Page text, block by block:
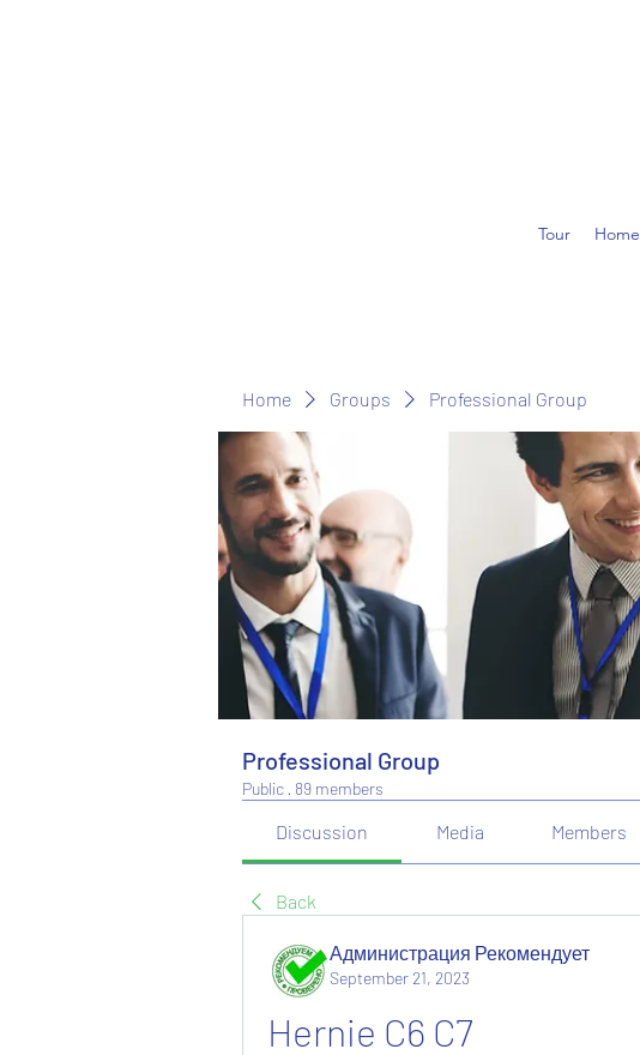
Tour Home
Home Groups Professional Group
Professional Group
Public · 89 members
Discussion Media Members
Back
Администрация Рекомендует
September 21, 2023
Hernie C6 C7